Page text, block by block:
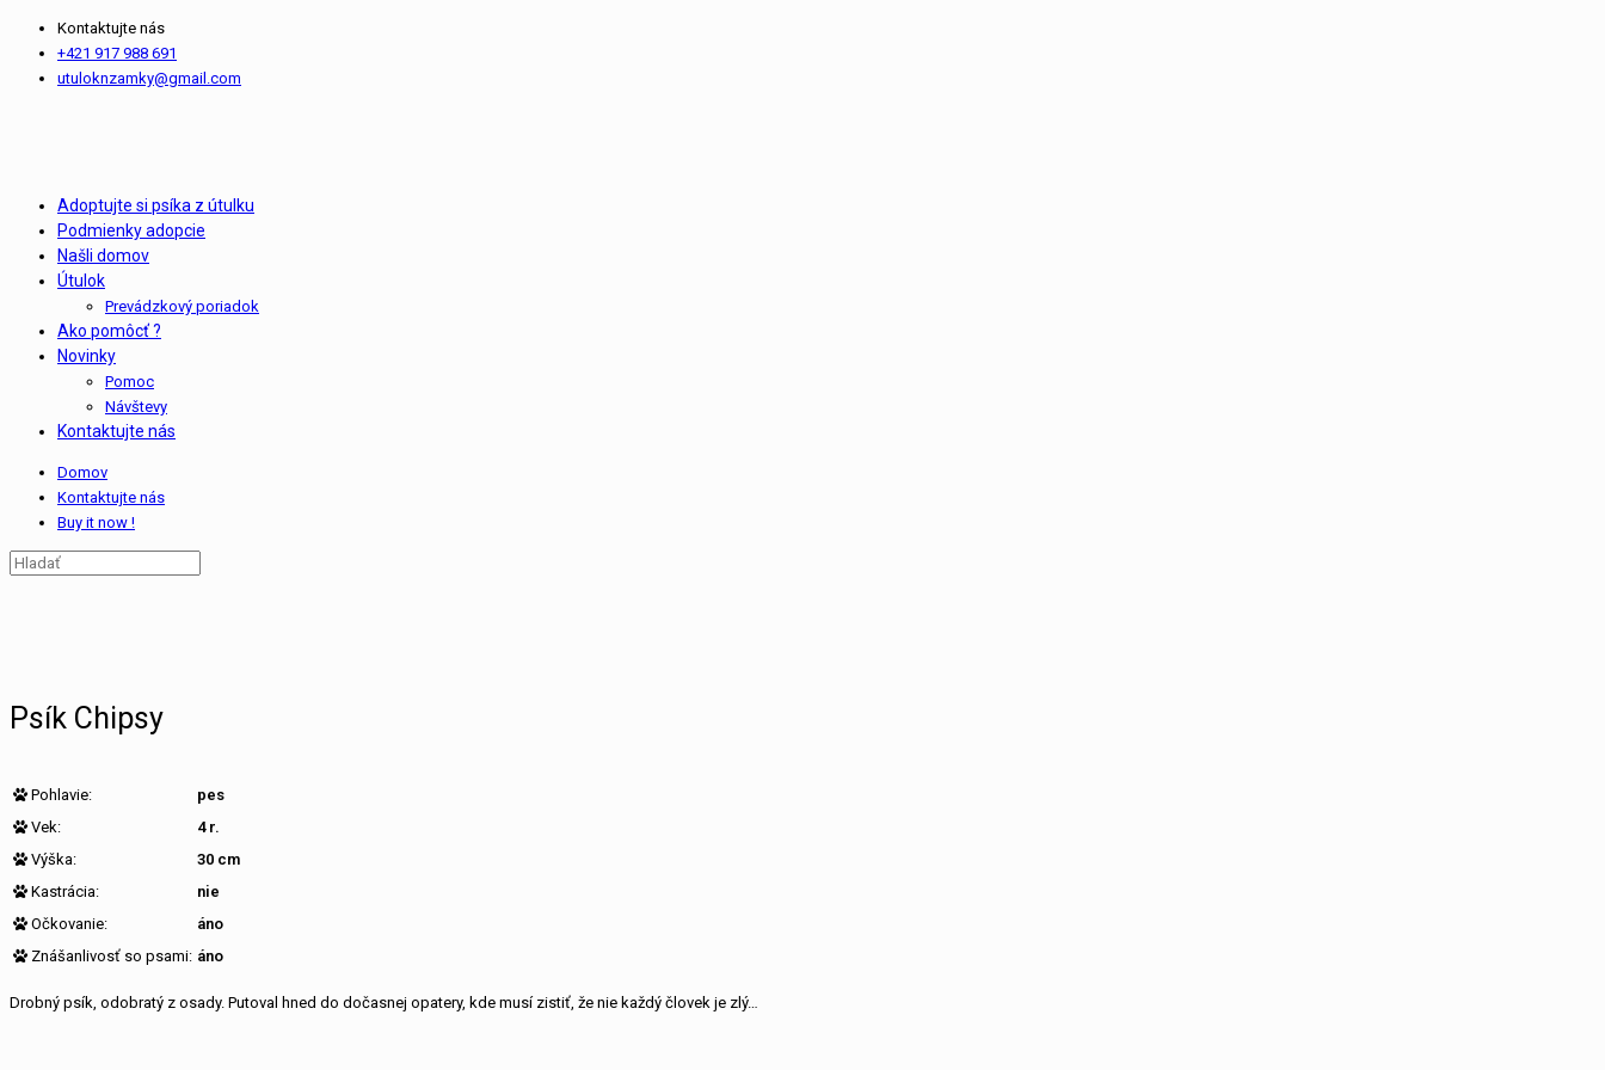
Kontaktujte nás
+421 917 988 691
utuloknzamky@gmail.com
Adoptujte si psíka z útulku
Podmienky adopcie
Našli domov
Útulok
Prevádzkový poriadok
Ako pomôcť ?
Novinky
Pomoc
Návštevy
Kontaktujte nás
Domov
Kontaktujte nás
Buy it now !
Psík Chipsy
Pohlavie:
pes
Vek:
4 r.
Výška:
30 cm
Kastrácia:
nie
Očkovanie:
áno
Znášanlivosť so psami: áno
Drobný psík, odobratý z osady. Putoval hned do dočasnej opatery, kde musí zistiť, že nie každý človek je zlý…